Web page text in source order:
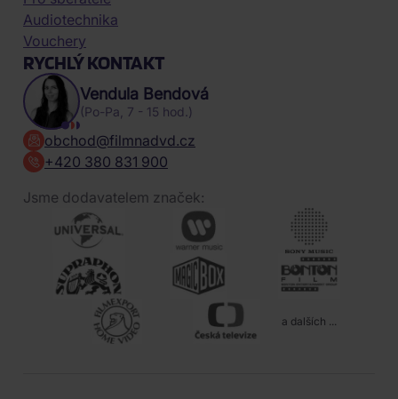
Audiotechnika
Vouchery
RYCHLÝ KONTAKT
Vendula Bendová
(Po-Pa, 7 - 15 hod.)
obchod@filmnadvd.cz
+420 380 831 900
Jsme dodavatelem značek:
a dalších ...